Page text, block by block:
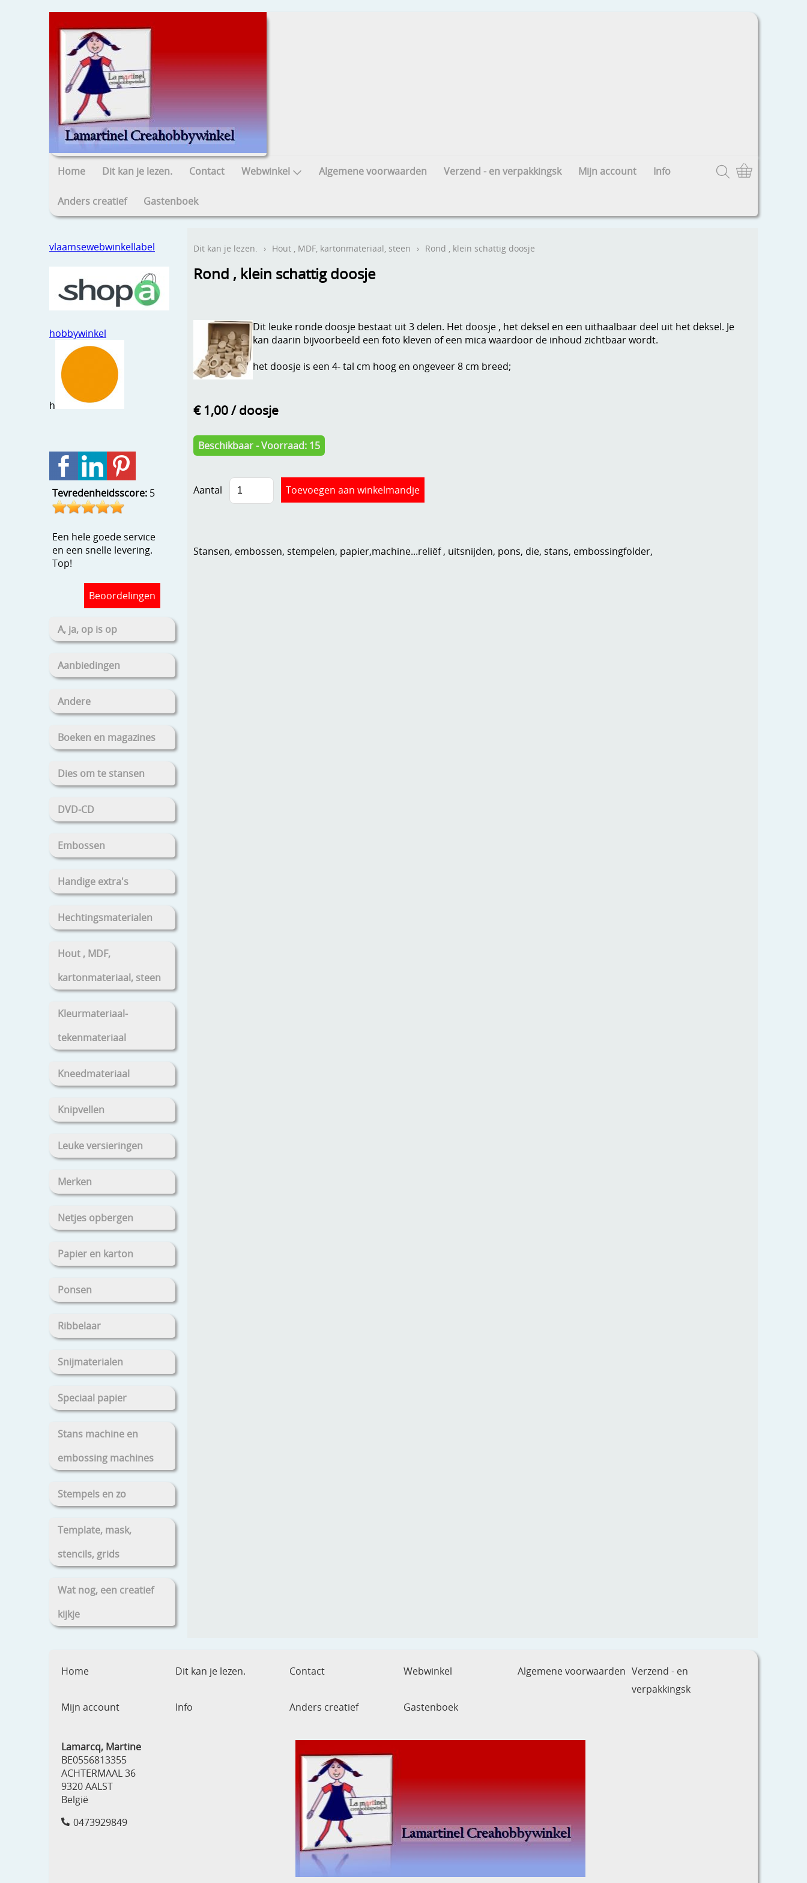
Home Dit kan je lezen. Contact Webwinkel Algemene voorwaarden Verzend - en verpakkingsk Mijn account Info
Anders creatief Gastenboek
vlaamsewebwinkellabel
hobbywinkel
h
Tevredenheidsscore: 5
Een hele goede service
en een snelle levering.
Top!
Beoordelingen
A, ja, op is op
Aanbiedingen
Andere
Boeken en magazines
Dies om te stansen
DVD-CD
Embossen
Handige extra's
Hechtingsmaterialen
Hout , MDF,
kartonmateriaal, steen
Kleurmateriaal-
tekenmateriaal
Kneedmateriaal
Knipvellen
Leuke versieringen
Merken
Netjes opbergen
Papier en karton
Ponsen
Ribbelaar
Snijmaterialen
Speciaal papier
Stans machine en
embossing machines
Stempels en zo
Template, mask,
stencils, grids
Wat nog, een creatief
kijkje
Dit kan je lezen. › Hout , MDF, kartonmateriaal, steen › Rond , klein schattig doosje
Rond , klein schattig doosje
Dit leuke ronde doosje bestaat uit 3 delen. Het doosje , het deksel en een uithaalbaar deel uit het deksel. Je
kan daarin bijvoorbeeld een foto kleven of een mica waardoor de inhoud zichtbaar wordt.
het doosje is een 4- tal cm hoog en ongeveer 8 cm breed;
€ 1,00/ doosje
Beschikbaar - Voorraad: 15
Aantal
Stansen, embossen, stempelen, papier,machine...reliëf , uitsnijden, pons, die, stans, embossingfolder,
Home Dit kan je lezen. Contact Webwinkel Algemene voorwaarden Verzend - en
verpakkingsk
Mijn account
Info Anders creatief Gastenboek
Lamarcq, Martine
BE0556813355
ACHTERMAAL 36
9320 AALST
België
0473929849